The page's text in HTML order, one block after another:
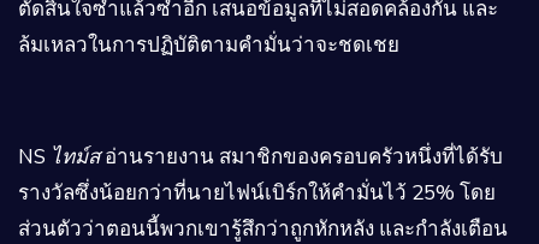
ตัดสินใจซ้ำแล้วซ้ำอีก เสนอข้อมูลที่ไม่สอดคล้องกัน และ
ล้มเหลวในการปฏิบัติตามคำมั่นว่าจะชดเชย
NS ไทม์สอ่านรายงาน สมาชิกของครอบครัวหนึ่งที่ได้รับ
รางวัลซึ่งน้อยกว่าที่นายไฟน์เบิร์กให้คำมั่นไว้ 25% โดย
ส่วนตัวว่าตอนนี้พวกเขารู้สึกว่าถูกหักหลัง และกำลังเตือน